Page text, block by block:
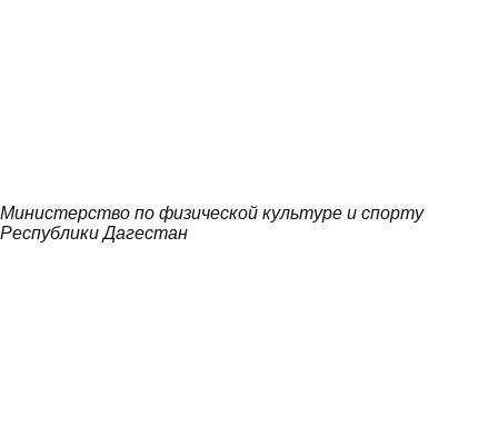
Министерство по физической культуре и спорту
Республики Дагестан